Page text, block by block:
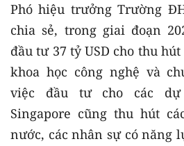
Phó hiệu trưởng Trường
chia sẻ, trong giai đoạn
đầu tư 37 tỷ USD cho thu
khoa học công nghệ và
việc đầu tư cho các
Singapore cũng thu hút
nước, các nhân sự có năng